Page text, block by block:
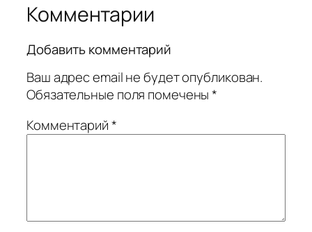
Комментарии
Добавить комментарий
Ваш адрес email не будет опубликован.
Обязательные поля помечены*
Комментарий*